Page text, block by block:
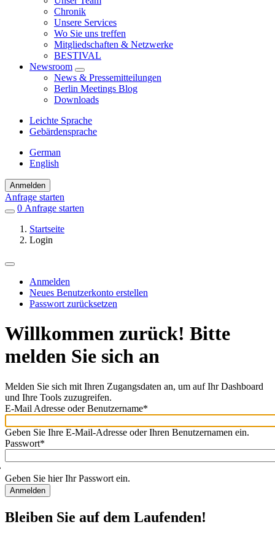
Chronik
Unsere Services
Wo Sie uns treffen
Mitgliedschaften & Netzwerke
BESTIVAL
Newsroom
News & Pressemitteilungen
Berlin Meetings Blog
Downloads
Leichte Sprache
Gebärdensprache
German
English
Anmelden
Anfrage starten
0 Einträge
Favoriten
Anfrage starten
Startseite
Login
Primäre
Reiter
Anmelden
Neues Benutzerkonto erstellen
Passwort zurücksetzen
Willkommen zurück! Bitte
melden Sie sich an
Melden Sie sich mit Ihren Zugangsdaten an, um auf Ihr Dashboard
und Ihre Tools zuzugreifen.
Willkommen
zurück!
Bitte
melden
Sie
sich
an
E-Mail Adresse oder Benutzername*
Geben Sie Ihre E-Mail-Adresse oder Ihren Benutzernamen ein.
Passwort*
Geben Sie hier Ihr Passwort ein.
Bleiben Sie auf dem Laufenden!